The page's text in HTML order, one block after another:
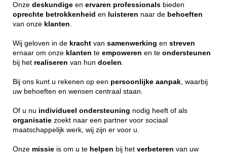
Onze deskundige en ervaren professionals bieden
oprechte betrokkenheid en luisteren naar de behoeften
van onze klanten
Wij geloven in de kracht van samenwerking en streven
ernaar om onze klanten te empoweren en te ondersteunen
bij het realiseren van hun doelen
Bij ons kunt u rekenen op een persoonlijke aanpak , waarbij
uw behoeften en wensen centraal staan.
Of u nu individueel ondersteuning nodig heeft of als
organisatie zoekt naar een partner voor sociaal
maatschappelijk werk, wij zijn er voor u.
Onze missie is om u te helpen bij het verbeteren van uw